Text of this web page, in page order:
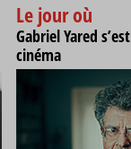
Le jour où
Gabriel Yared
cinéma